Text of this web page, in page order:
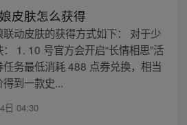
皮肤怎么获得
动皮肤的获得方式如下： 对于少
1. 10 号官方会开启“长情相思”活
务最低消耗 488 点券兑换，相当
到一款史...
日 04:30